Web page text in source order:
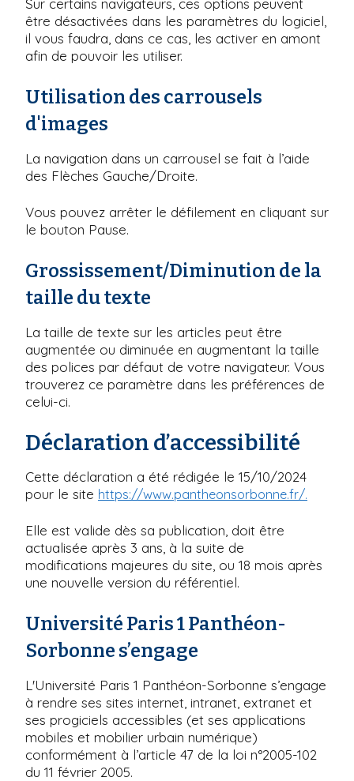
Sur certains navigateurs, ces options peuvent
être désactivées dans les paramètres du logiciel,
il vous faudra, dans ce cas, les activer en amont
afin de pouvoir les utiliser.
Utilisation des carrousels
d'images
La navigation dans un carrousel se fait à l’aide
des Flèches Gauche/Droite.
Vous pouvez arrêter le défilement en cliquant sur
le bouton Pause.
Grossissement/Diminution de la
taille du texte
La taille de texte sur les articles peut être
augmentée ou diminuée en augmentant la taille
des polices par défaut de votre navigateur. Vous
trouverez ce paramètre dans les préférences de
celui-ci.
Déclaration d’accessibilité
Cette déclaration a été rédigée le 15/10/2024
pour le site https://www.pantheonsorbonne.fr/.
Elle est valide dès sa publication, doit être
actualisée après 3 ans, à la suite de
modifications majeures du site, ou 18 mois après
une nouvelle version du référentiel.
Université Paris 1 Panthéon-
Sorbonne s’engage
L'Université Paris 1 Panthéon-Sorbonne s’engage
à rendre ses sites internet, intranet, extranet et
ses progiciels accessibles (et ses applications
mobiles et mobilier urbain numérique)
conformément à l’article 47 de la loi n°2005-102
du 11 février 2005.